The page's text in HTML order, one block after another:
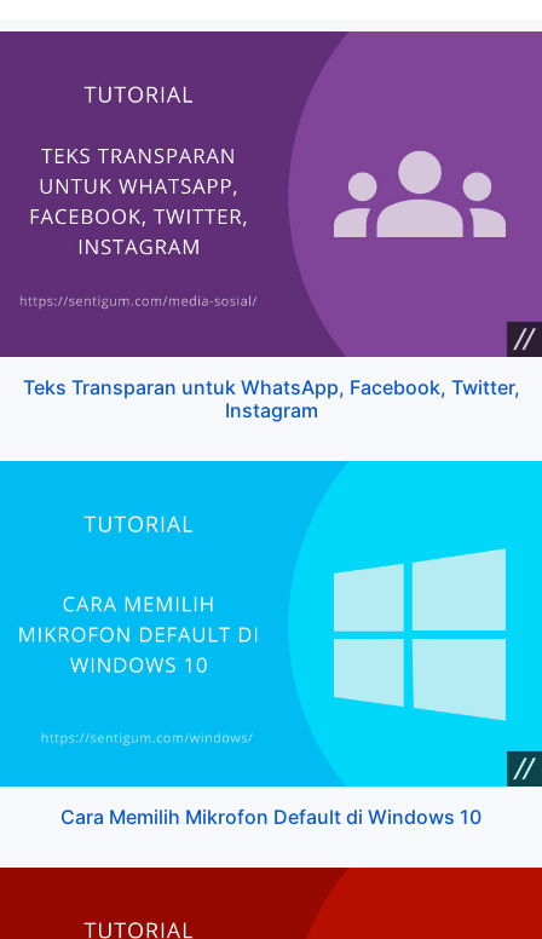
Teks Transparan untuk WhatsApp, Facebook, Twitter,
Instagram
Cara Memilih Mikrofon Default di Windows 10